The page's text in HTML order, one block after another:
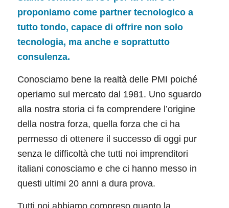
proponiamo come partner tecnologico a
tutto tondo, capace di offrire non solo
tecnologia, ma anche e soprattutto
consulenza.
Conosciamo bene la realtà delle PMI poiché
operiamo sul mercato dal 1981. Uno sguardo
alla nostra storia ci fa comprendere l’origine
della nostra forza, quella forza che ci ha
permesso di ottenere il successo di oggi pur
senza le difficoltà che tutti noi imprenditori
italiani conosciamo e che ci hanno messo in
questi ultimi 20 anni a dura prova.